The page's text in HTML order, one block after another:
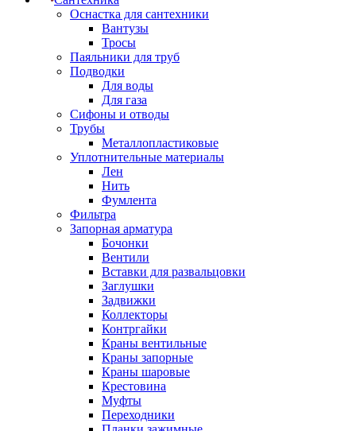
Оснастка для сантехники
Вантузы
Тросы
Паяльники для труб
Подводки
Для воды
Для газа
Сифоны и отводы
Трубы
Металлопластиковые
Уплотнительные материалы
Лен
Нить
Фумлента
Фильтра
Запорная арматура
Бочонки
Вентили
Вставки для развальцовки
Заглушки
Задвижки
Коллекторы
Контргайки
Краны вентильные
Краны запорные
Краны шаровые
Крестовина
Муфты
Переходники